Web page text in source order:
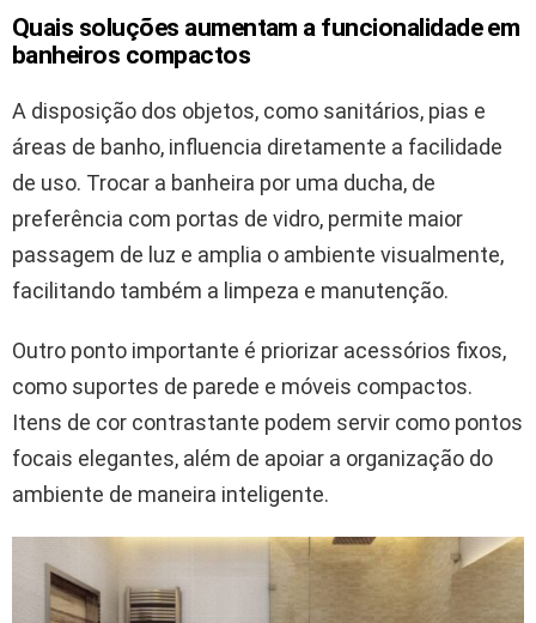
Quais soluções aumentam a funcionalidade em
banheiros compactos
A disposição dos objetos, como sanitários, pias e
áreas de banho, influencia diretamente a facilidade
de uso. Trocar a banheira por uma ducha, de
preferência com portas de vidro, permite maior
passagem de luz e amplia o ambiente visualmente,
facilitando também a limpeza e manutenção.
Outro ponto importante é priorizar acessórios fixos,
como suportes de parede e móveis compactos.
Itens de cor contrastante podem servir como pontos
focais elegantes, além de apoiar a organização do
ambiente de maneira inteligente.